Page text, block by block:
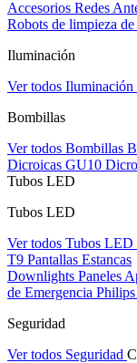
Accesorios Redes
Robots de limpieza
Iluminación
Ver todos Iluminación
Bombillas
Ver todos Bombillas
Dicroicas GU10
Tubos LED
Tubos LED
Ver todos Tubos LED
T9 Pantallas Estancas
Downlights Paneles
de Emergencia
Seguridad
Ver todos Seguridad